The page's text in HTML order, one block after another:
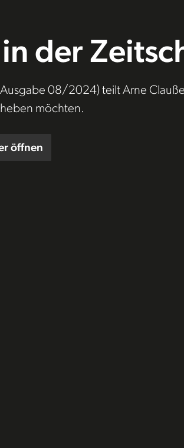
der
08/2024) teilt Arne
möchten.
öffnen